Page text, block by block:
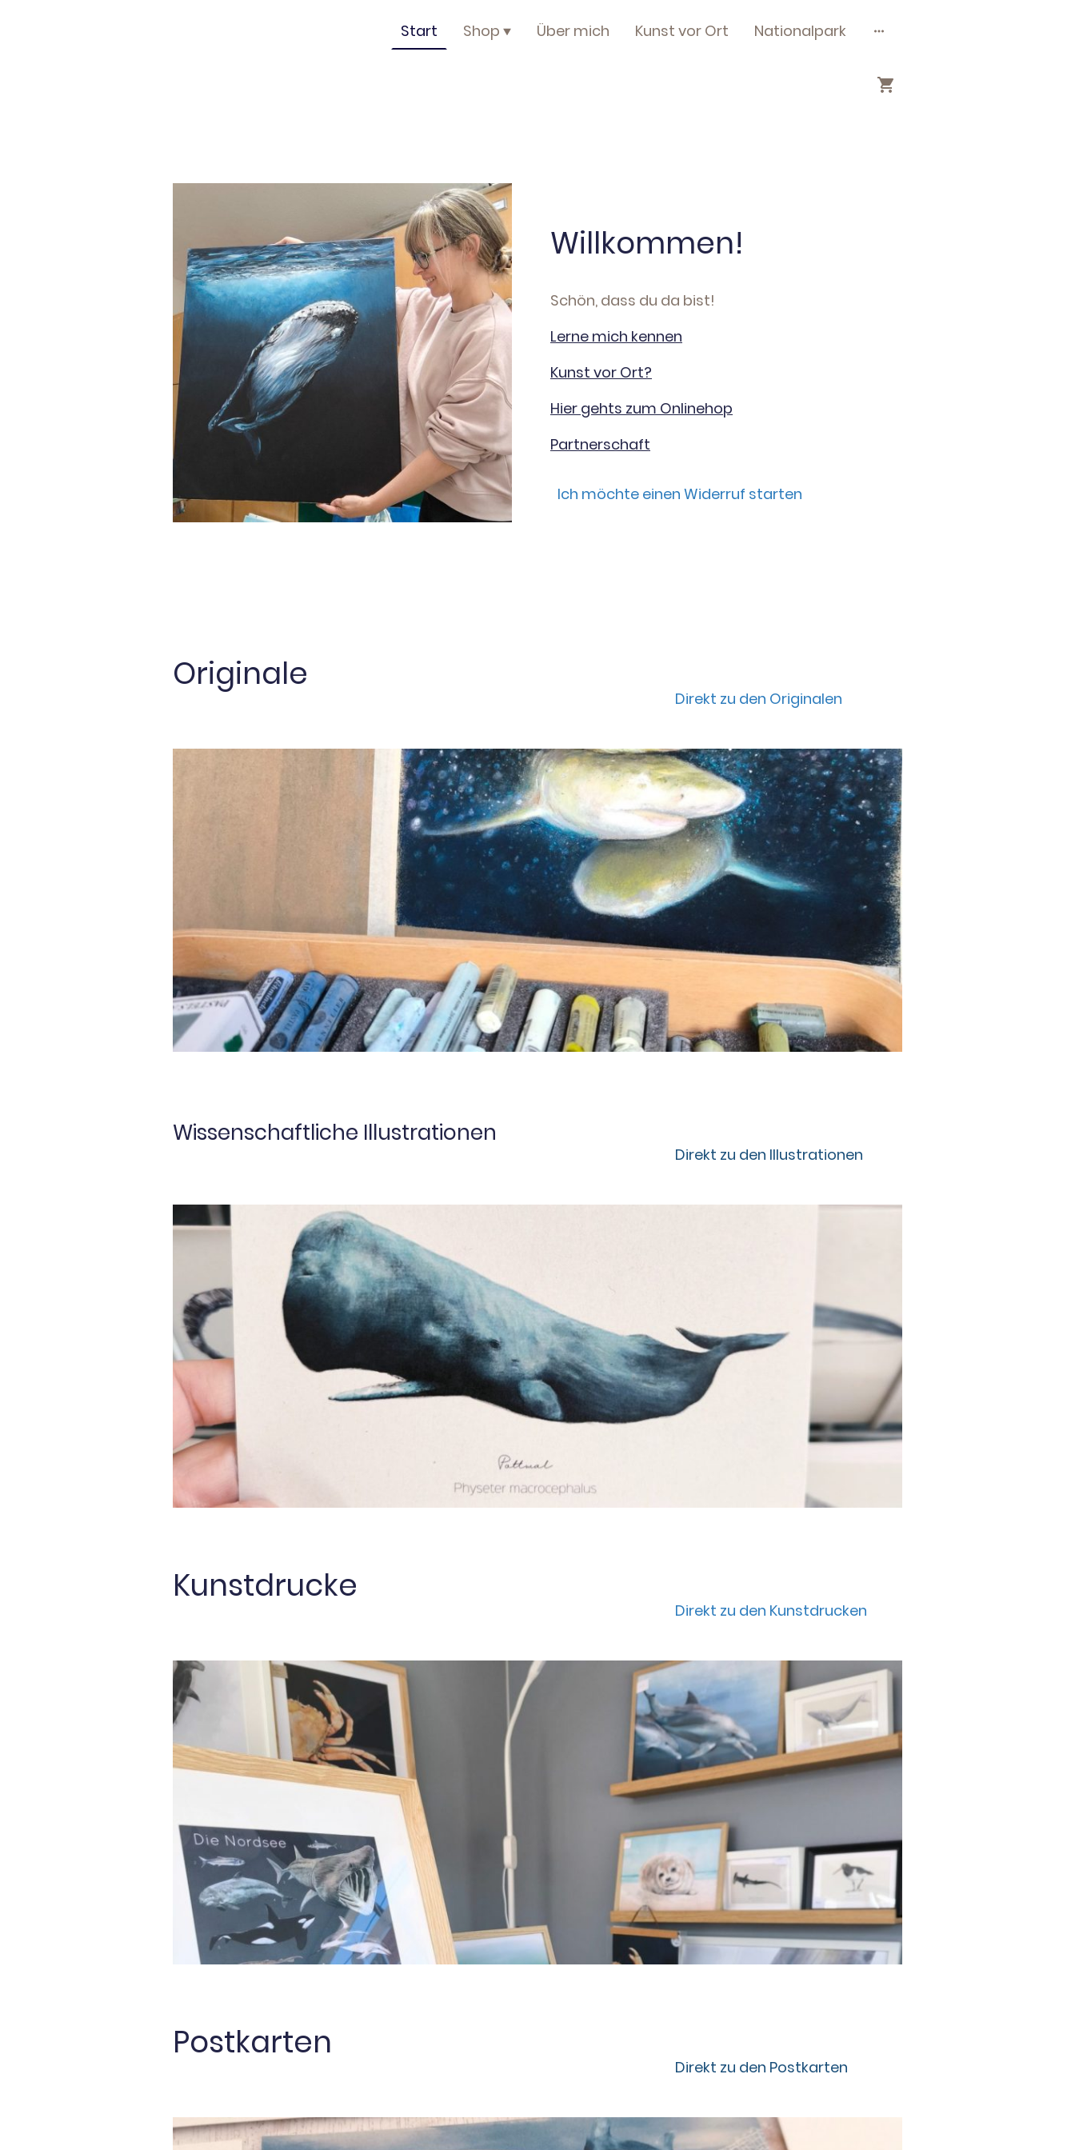
Start Shop Über mich Kunst vor Ort Nationalpark
Willkommen!
Schön, dass du da bist!
Lerne mich kennen
Kunst vor Ort?
Hier gehts zum Onlinehop
Partnerschaft
Ich möchte einen Widerruf starten
Originale
Direkt zu den Originalen
Wissenschaftliche Illustrationen
Direkt zu den Illustrationen
Kunstdrucke
Direkt zu den Kunstdrucken
Postkarten
Direkt zu den Postkarten